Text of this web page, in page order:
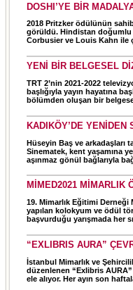
DOSHI’YE BİR
2018 Pritzker ödülünün
görüldü. Hindistan doğumlu
Corbusier ve Louis Kahn ile
YENİ BİR BELGESEL
TRT 2’nin 2021-2022
başlığıyla yayın hayatına
bölümden oluşan bir
KADIKÖY’DE
Hüseyin Baş ve arkadaşları
Sinematek, kent yaşamına
aşınmaz gönül bağlarıyla
MİMED2021 MİMARLIK
19. Mimarlık Eğitimi Derneği
yapılan kolokyum ve ödül
başvurduğu yarışmada her
“EXLIBRIS AURA”
İstanbul Mimarlık ve
düzenlenen “Exlibris AURA”
ele alıyor. Her ayın son